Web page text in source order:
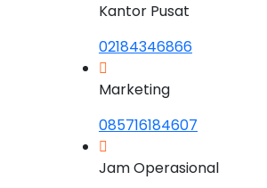
Kantor Pusat
02184346866
Marketing
085716184607
Jam Operasional